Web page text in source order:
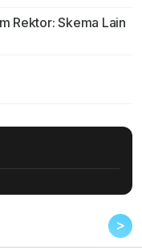
Rektor: Skema Lain
>